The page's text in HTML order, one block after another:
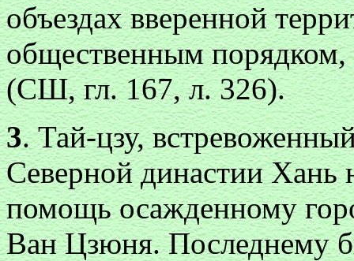
объездах вверенной
общественным порядком,
(СШ, гл. 167, л. 326).
3. Тай-цзу,
Северной династии Хань
помощь осажденному
Ван Цзюня. Последнему